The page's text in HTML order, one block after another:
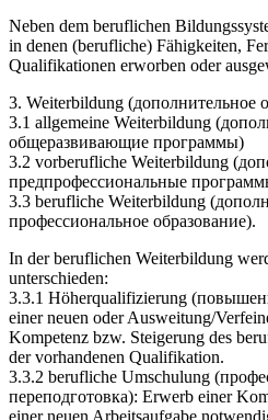
Neben dem beruflichen
in denen (berufliche) Fähigkeiten,
Qualifikationen erworben oder
3. Weiterbildung (дополнительное
3.1 allgemeine Weiterbildung
общеразвивающие программы)
3.2 vorberufliche Weiterbildung
предпрофессиональные
3.3 berufliche Weiterbildung
профессиональное образование).
In der beruflichen Weiterbildung
unterschieden:
3.3.1 Höherqualifizierung
einer neuen oder Ausweitung/
Kompetenz bzw. Steigerung des
der vorhandenen Qualifikation.
3.3.2 berufliche Umschulung
переподготовка): Erwerb einer